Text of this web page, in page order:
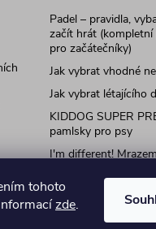
tohoto
zde.
Padel – pravidla,
začít hrát (kompletní
pro začátečníky)
Jak vybrat vhodné
Jak vybrat létajícího
KIDDOG SUPER
pamlsky pro psy
I'm different!
kočky